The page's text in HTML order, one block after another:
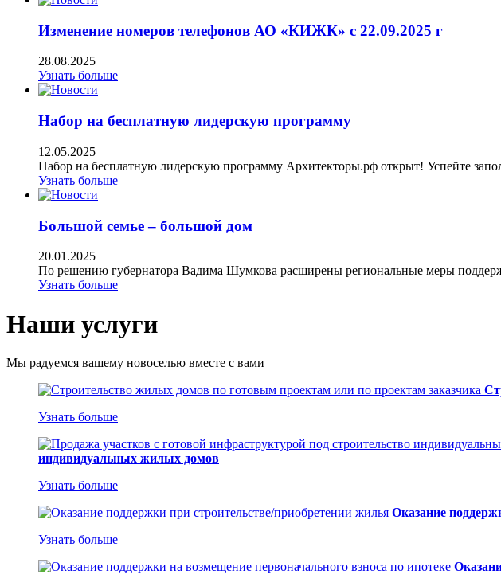
Изменение номеров телефонов АО «КИЖК» с 22.09.2025 г
28.08.2025
Узнать больше
Набор на бесплатную лидерскую программу
12.05.2025
Набор на бесплатную лидерскую программу Архитекторы.рф открыт! Успейте
Узнать больше
Большой семье – большой дом
20.01.2025
По решению губернатора Вадима Шумкова расширены региональные меры
Узнать больше
Наши услуги
Мы радуемся вашему новоселью вместе с вами
Узнать больше
индивидуальных жилых домов
Узнать больше
Оказание
Узнать больше